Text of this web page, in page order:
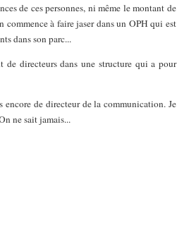
de ces personnes, ni même le montant de
à faire jaser dans un OPH qui est
dans son parc...
de directeurs dans une structure qui a pour
de directeur de la communication. Je
ne sait jamais...